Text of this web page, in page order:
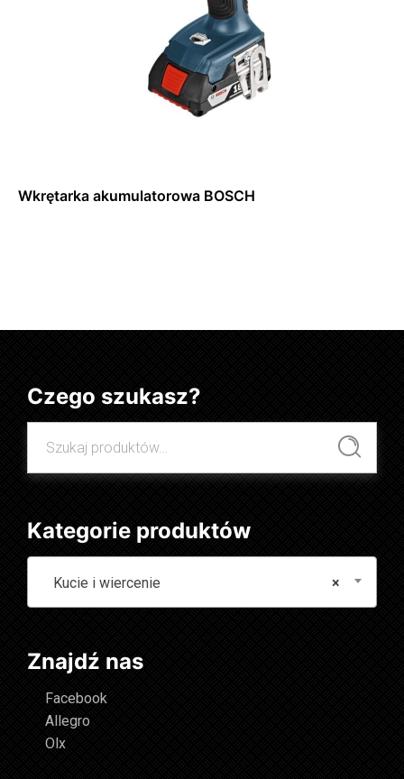
Wkrętarka akumulatorowa BOSCH
Czego szukasz?
Szukaj:
Szukaj
Kategorie produktów
×
Kucie i wiercenie
Znajdź nas
Facebook
Allegro
Olx